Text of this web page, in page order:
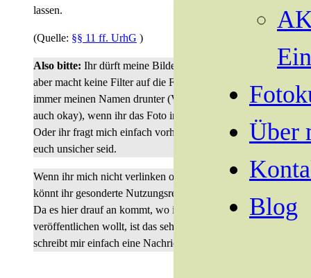
Über
Blog
lassen.
(Quelle: §§ 11 ff. UrhG )
Also bitte: Ihr dürft meine Bilder gerne veröffentlichen,
aber macht keine Filter auf die Fotos und schreibt
immer meinen Namen drunter (Verlinkung ist natürlich
auch okay), wenn ihr das Foto irgendwo veröffentlicht.
Oder ihr fragt mich einfach vorher nochmal, wenn ihr
euch unsicher seid.
Wenn ihr mich nicht verlinken oder nennen wollt,
könnt ihr gesonderte Nutzungsrechte bei mir kaufen.
Da es hier drauf an kommt, wo ihr die Bilder
veröffentlichen wollt, ist das sehr individuell. Also
schreibt mir einfach eine Nachricht.